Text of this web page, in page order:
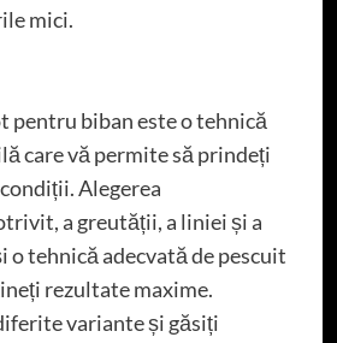
mici.
pentru biban este o tehnică
care vă permite să prindeți
Alegerea
a greutății, a liniei și a
o tehnică adecvată de pescuit
rezultate maxime.
variante și găsiți